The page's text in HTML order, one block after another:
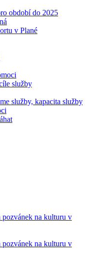
období do 2025
v Plané
služby
služby, kapacita služby
na kulturu v
na kulturu v